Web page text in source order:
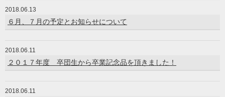
2018.06.13
６月、７月の予定とお知らせについて
2018.06.11
２０１７年度 卒団生から卒業記念品を頂きました！
2018.06.11